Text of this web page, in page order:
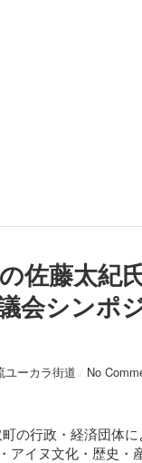
佐藤太紀
会シンポ
ユーカラ街道 / No
の行政・経済団体
イヌ文化・歴史・